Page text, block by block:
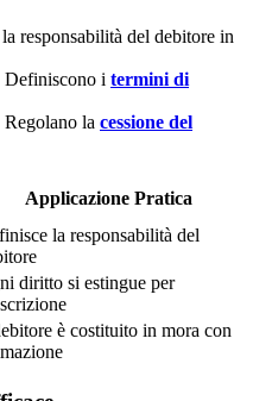
responsabilità del debitore in
Definiscono i termini di
Regolano la cessione del
Applicazione Pratica
la responsabilità del
diritto si estingue per
è costituito in mora con